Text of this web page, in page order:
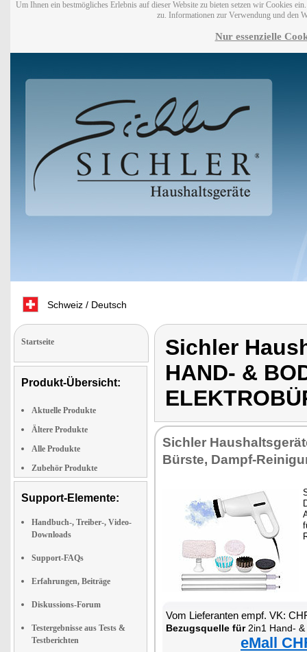
Um Ihnen ein bestmögliches Erlebnis auf dieser Website zu bieten setzen wir Cookies
zu. Informationen zur Verwendung und den
Nur essenzielle
Schweiz / Deutsch
Startseite
Produkt-Übersicht:
Aktuelle Produkte
Ältere Produkte
Alle Produkte
Zubehör Produkte
Support-Elemente:
Handbuch-, Treiber-, Video-
Downloads
Support-FAQs
Erfahrungen, Beiträge
Diskussions-Forum
Testergebnisse aus Tests &
Testberichten
Sichler
HAND- &
Sichler
Bürste, Dampf-
Vom Lieferanten empf. VK:
Bezugsquelle für2in1 Hand- & Boden
eMall